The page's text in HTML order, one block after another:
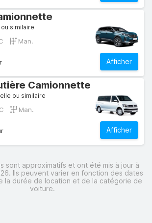
similaire
Man.
Afficher
Camionnette
ou similaire
Man.
Afficher
sont approximatifs et ont été mis à jour à
Ils peuvent varier en fonction des dates
la durée de location et de la catégorie de
voiture.